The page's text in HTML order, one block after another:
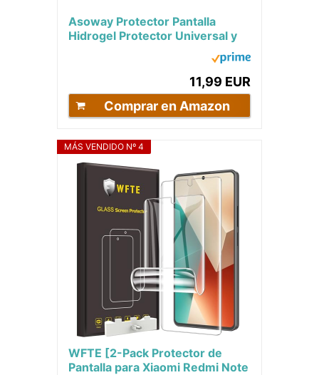
Asoway Protector Pantalla
Hidrogel Protector Universal y
11,99 EUR
Comprar en Amazon
MÁS VENDIDO Nº 4
WFTE [2-Pack Protector de
Pantalla para Xiaomi Redmi Note